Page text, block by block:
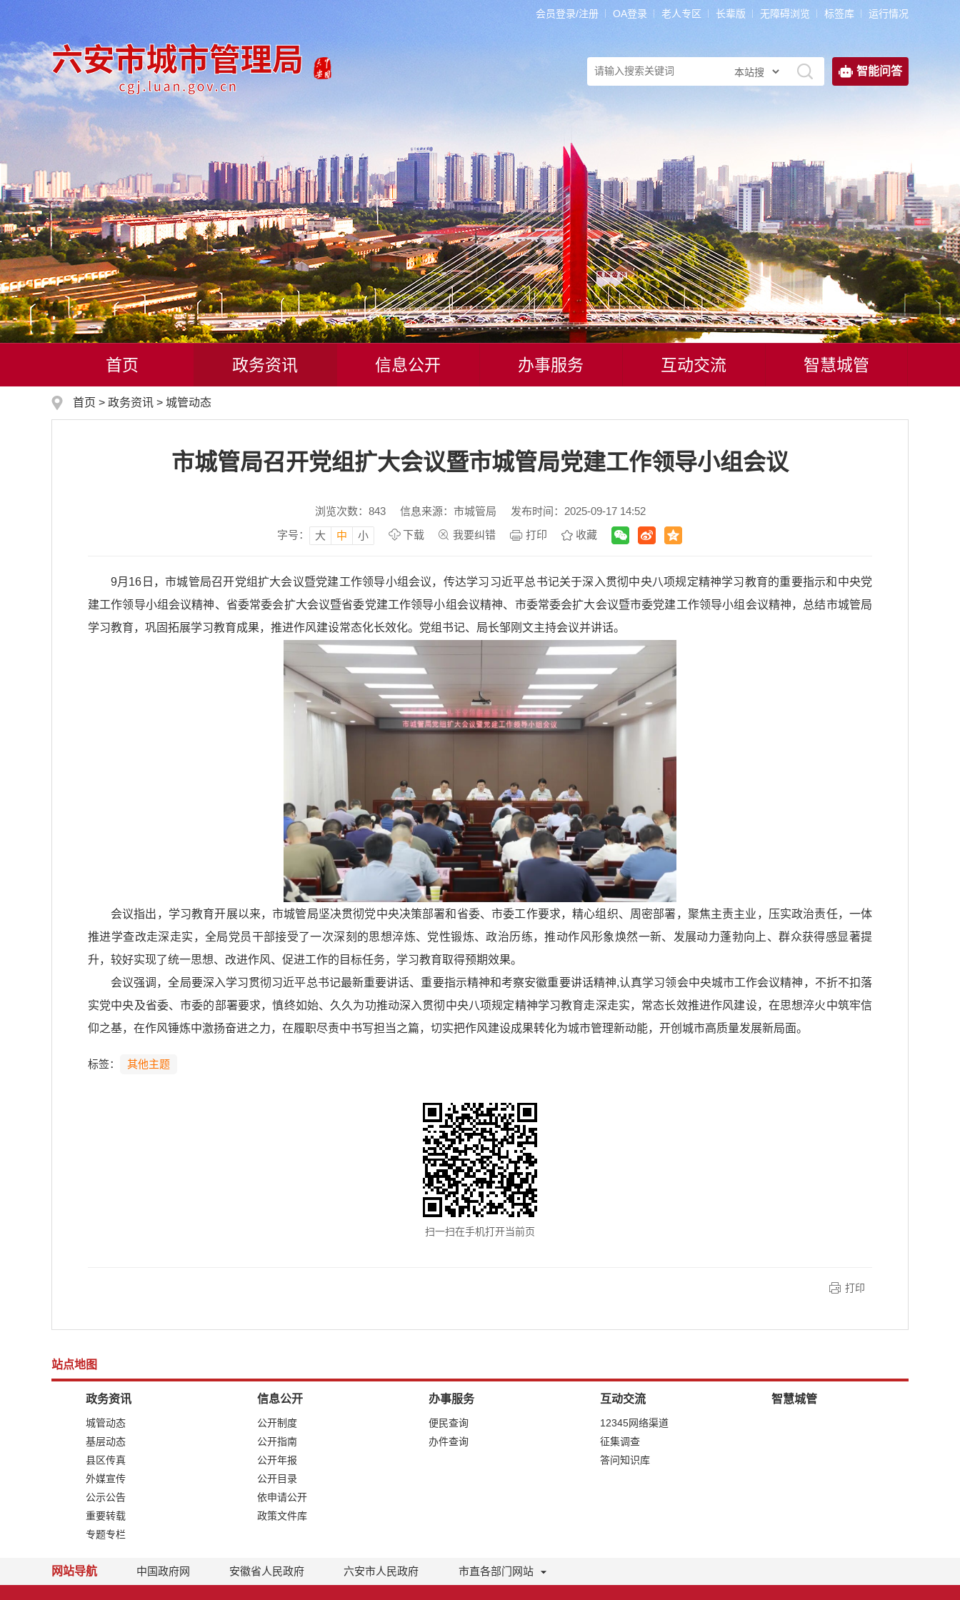
会员登录/注册 OA登录 老人专区 长辈版 无障碍浏览 标签库 运行情况
智能问答
首页 政务资讯 信息公开 办事服务 互动交流 智慧城管
首页 > 政务资讯 > 城管动态
市城管局召开党组扩大会议暨市城管局党建工作领导小组会议
浏览次数： 843 信息来源：市城管局
发布时间：2025-09-17 14:52
字号：
大 中 小 下载 我要纠错 打印 收藏
9月16日，市城管局召开党组扩大会议暨党建工作领导小组会议，传达学习习近平总书记关于深入贯彻中央八项规定精神学习教育的重要指示和中央党
建工作领导小组会议精神、省委常委会扩大会议暨省委党建工作领导小组会议精神、市委常委会扩大会议暨市委党建工作领导小组会议精神，总结市城管局
学习教育，巩固拓展学习教育成果，推进作风建设常态化长效化。党组书记、局长邹刚文主持会议并讲话。
会议指出，学习教育开展以来，市城管局坚决贯彻党中央决策部署和省委、市委工作要求，精心组织、周密部署，聚焦主责主业，压实政治责任，一体
推进学查改走深走实，全局党员干部接受了一次深刻的思想淬炼、党性锻炼、政治历练，推动作风形象焕然一新、发展动力蓬勃向上、群众获得感显著提
升，较好实现了统一思想、改进作风、促进工作的目标任务，学习教育取得预期效果。
会议强调，全局要深入学习贯彻习近平总书记最新重要讲话、重要指示精神和考察安徽重要讲话精神,认真学习领会中央城市工作会议精神，不折不扣落
实党中央及省委、市委的部署要求，慎终如始、久久为功推动深入贯彻中央八项规定精神学习教育走深走实，常态长效推进作风建设，在思想淬火中筑牢信
仰之基，在作风锤炼中激扬奋进之力，在履职尽责中书写担当之篇，切实把作风建设成果转化为城市管理新动能，开创城市高质量发展新局面。
标签： 其他主题
扫一扫在手机打开当前页
打印
站点地图
政务资讯
城管动态
基层动态
县区传真
外媒宣传
公示公告
重要转载
专题专栏
信息公开
公开制度
公开指南
公开年报
公开目录
依申请公开
政策文件库
办事服务
便民查询
办件查询
互动交流
12345网络渠道
征集调查
答问知识库
智慧城管
网站导航 中国政府网 安徽省人民政府 六安市人民政府 市直各部门网站